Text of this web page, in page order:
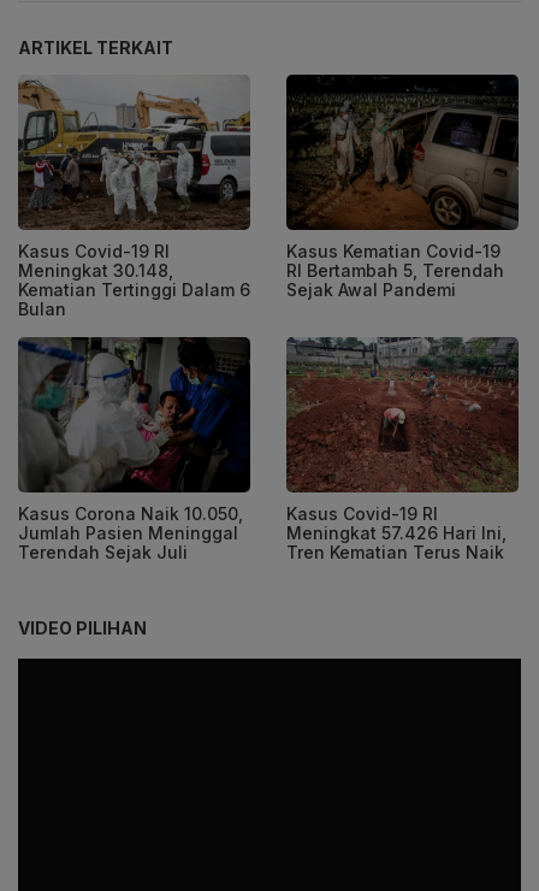
ARTIKEL TERKAIT
Kasus Covid-19 RI
Meningkat 30.148,
Kematian Tertinggi Dalam 6
Bulan
Kasus Kematian Covid-19
RI Bertambah 5, Terendah
Sejak Awal Pandemi
Kasus Corona Naik 10.050,
Jumlah Pasien Meninggal
Terendah Sejak Juli
Kasus Covid-19 RI
Meningkat 57.426 Hari Ini,
Tren Kematian Terus Naik
VIDEO PILIHAN